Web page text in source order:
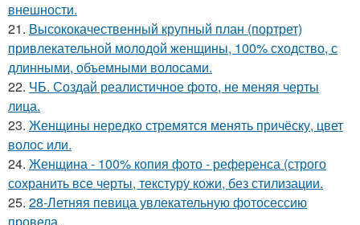
внешности.
21. Высококачественный крупный план (портрет)
привлекательной молодой женщины, 100% сходство, с
длинными, объемными волосами.
22. ЧБ. Создай реалистичное фото, не меняя черты
лица.
23. Женщины нередко стремятся менять причёску, цвет
волос или.
24. Женщина - 100% копия фото - референса (строго
сохранить все черты, текстуру кожи, без стилизации.
25. 28-Летняя певица увлекательную фотосессию